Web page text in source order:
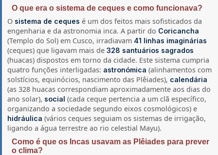
O que era o sistema de ceques e como funcionava?
O sistema de ceques é um dos feitos mais sofisticados da
engenharia e da astronomia inca. A partir do Coricancha
(Templo do Sol) em Cusco, irradiavam 41 linhas imaginárias
(ceques) que ligavam mais de328 santuários sagrados
(huacas) dispostos em torno da cidade. Este sistema cumpria
quatro funções interligadas: astronómica (alinhamentos com
solstícios, equinócios, nascimento das Plêiades), calendária
(as 328 huacas correspondiam aproximadamente aos dias do
ano solar), social (cada ceque pertencia a um clã específico,
organizando a sociedade segundo eixos cosmológicos) e
hidráulica (vários ceques seguiam os sistemas de irrigação,
ligando a água terrestre ao rio celestial Mayu).
Como é que os Incas usavam as Plêiades para prever
o clima?